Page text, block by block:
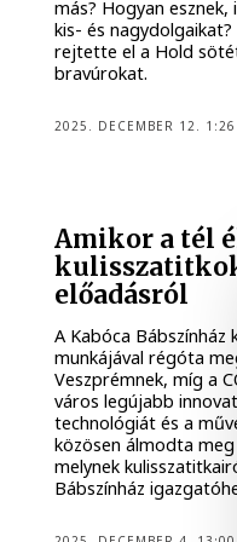
más? Hogyan esznek,
kis- és
rejtette el a Hold
bravúrokat.
2025. DECEMBER 12. 1:26
Amikor a tél
előadásról
A Kabóca Bábszínház
munkájával régóta
Veszprémnek, míg a
város legújabb
technológiát és a
közösen álmodta
melynek
Bábszínház